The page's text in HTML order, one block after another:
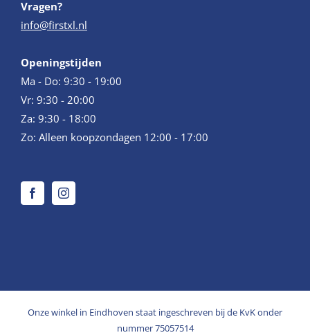
Vragen?
info@firstxl.nl
Openingstijden
Ma - Do: 9:30 - 19:00
Vr: 9:30 - 20:00
Za: 9:30 - 18:00
Zo: Alleen koopzondagen 12:00 - 17:00
Onze winkel in Eindhoven staat ingeschreven bij de KvK onder
nummer 75057514